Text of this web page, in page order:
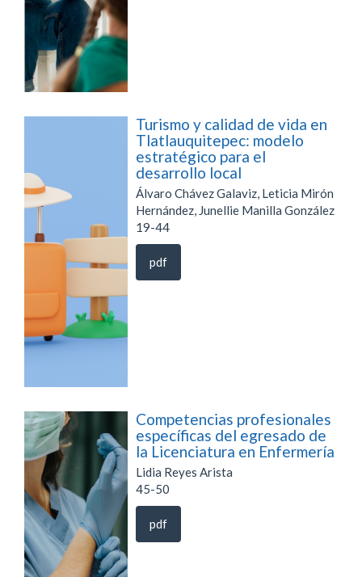
Turismo y calidad de vida en
Tlatlauquitepec: modelo
estratégico para el
desarrollo local
Álvaro Chávez Galaviz, Leticia Mirón
Hernández, Junellie Manilla González
19-44
pdf
Competencias profesionales
específicas del egresado de
la Licenciatura en Enfermería
Lidia Reyes Arista
45-50
pdf